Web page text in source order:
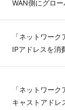
WAN側にグロー
「ネットワー
IPアドレスを消
「ネットワー
キャストアドレ